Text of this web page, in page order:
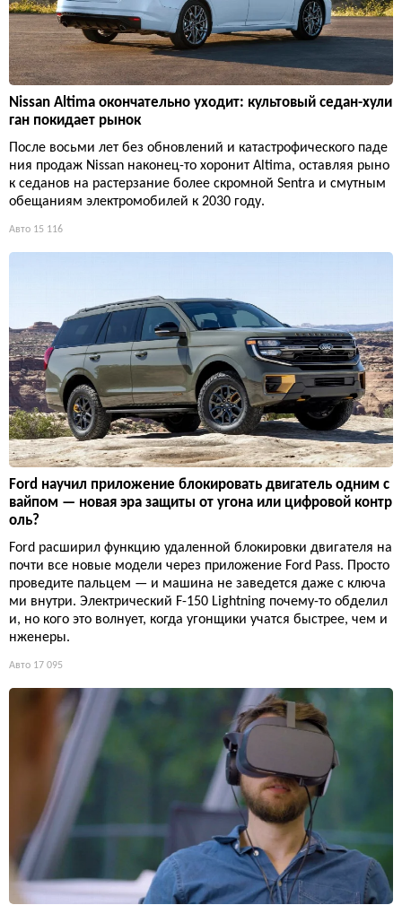
Nissan Altima окончательно уходит: культовый седан-хули
ган покидает рынок
После восьми лет без обновлений и катастрофического паде
ния продаж Nissan наконец-то хоронит Altima, оставляя рыно
к седанов на растерзание более скромной Sentra и смутным
обещаниям электромобилей к 2030 году.
Авто 15 116
Ford научил приложение блокировать двигатель одним с
вайпом — новая эра защиты от угона или цифровой контр
оль?
Ford расширил функцию удаленной блокировки двигателя на
почти все новые модели через приложение Ford Pass. Просто
проведите пальцем — и машина не заведется даже с ключа
ми внутри. Электрический F-150 Lightning почему-то обделил
и, но кого это волнует, когда угонщики учатся быстрее, чем и
нженеры.
Авто 17 095